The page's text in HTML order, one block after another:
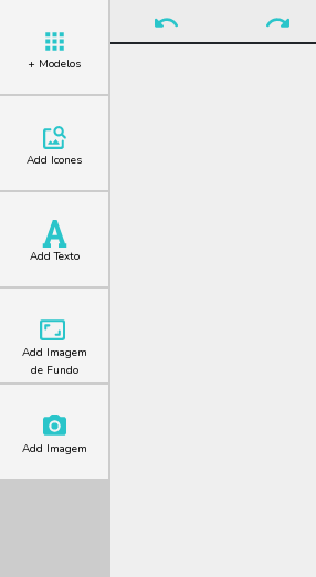
+ Modelos
Add Icones
Add Texto
Add Imagem
de Fundo
Add Imagem